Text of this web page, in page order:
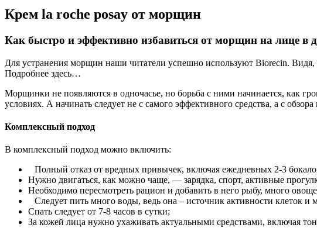
Крем la roche posay от морщин
Как быстро и эффективно избавиться от морщин на лице в
Для устранения морщин наши читатели успешно используют Biorecin.
Подробнее здесь…
Морщинки не появляются в одночасье, но борьба с ними начинается, как
условиях. А начинать следует не с самого эффективного средства, а с
Комплексный подход
В комплексный подход можно включить:
Полный отказ от вредных привычек, включая ежедневных 2-3
Нужно двигаться, как можно чаще, — зарядка, спорт, активные
Необходимо пересмотреть рацион и добавить в него рыбу, много
Следует пить много воды, ведь она – источник активности клеток и
Спать следует от 7-8 часов в сутки;
За кожей лица нужно ухаживать актуальными средствами, включая